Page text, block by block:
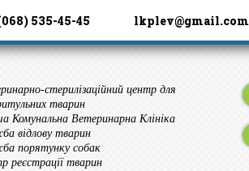
535-45-45 lkplev@gmail.com
стерилізаційний центр для
тварин
Комунальна Ветеринарна Клініка
відлову тварин
порятунку собак
реєстрації тварин